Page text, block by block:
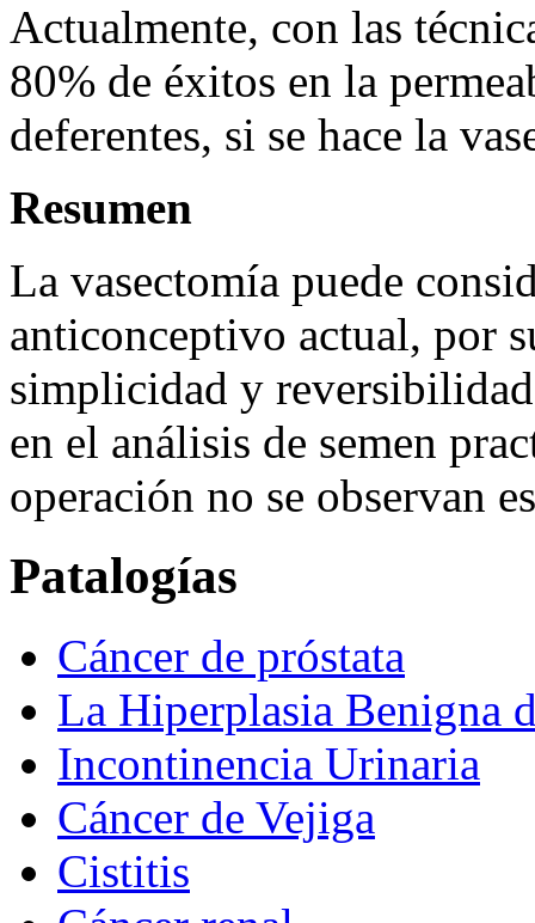
Actualmente, con las
80% de éxitos en la
deferentes, si se hace la
Resumen
La vasectomía puede
anticonceptivo actual, por
simplicidad y
en el análisis de semen
operación no se observan
Patalogías
Cáncer de próstata
La Hiperplasia Benigna
Incontinencia Urinaria
Cáncer de Vejiga
Cistitis